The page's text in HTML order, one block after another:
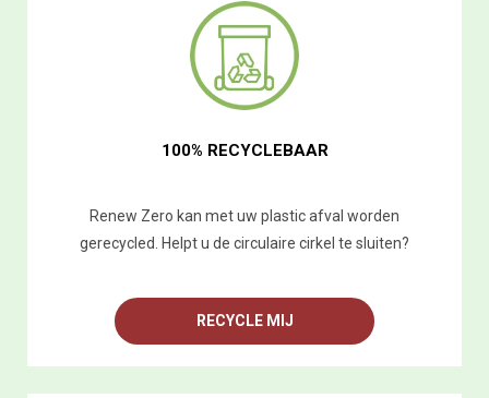
100% RECYCLEBAAR
Renew Zero kan met uw plastic afval worden
gerecycled. Helpt u de circulaire cirkel te sluiten?
RECYCLE MIJ